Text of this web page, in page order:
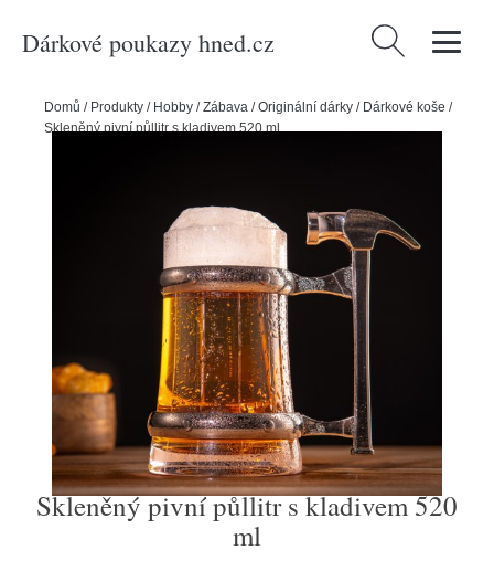
Dárkové poukazy hned.cz Vyhledávání
Domů / Produkty / Hobby /Zábava /Originální dárky / Dárkové koše /
Skleněný pivní půllitr s kladivem 520 ml
Skleněný pivní půllitr s kladivem 520
ml